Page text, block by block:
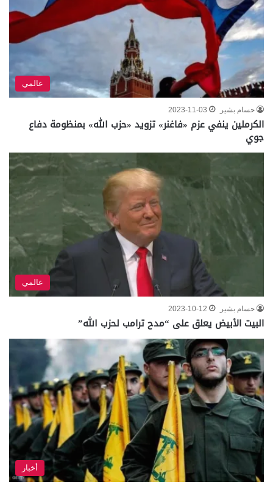
عالمي
حسام بشير 2023-11-03
الكرملين ينفي عزم «فاغنر» تزويد «حزب الله» بمنظومة دفاع
جوي
عالمي
حسام بشير 2023-10-12
البيت الأبيض يعلق على “مدح ترامب لحزب الله”
أخبار